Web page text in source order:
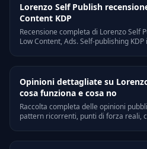
Lorenzo Self Publish
Content KDP
Recensione completa di Lorenzo Self
Low Content, Ads. Self-publishing
Opinioni dettagliate su
cosa funziona e cosa no
Raccolta completa delle opinioni
pattern ricorrenti, punti di forza reali,